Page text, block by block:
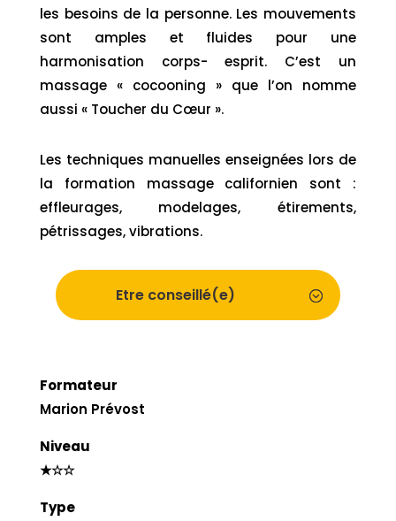
les besoins de la personne. Les mouvements
sont amples et fluides pour une
harmonisation corps- esprit. C’est un
massage « cocooning » que l’on nomme
aussi « Toucher du Cœur ».
Les techniques manuelles enseignées lors de
la formation massage californien sont :
effleurages, modelages, étirements,
pétrissages, vibrations.
Etre conseillé(e)
Formateur
Marion Prévost
Niveau
★☆☆
Type